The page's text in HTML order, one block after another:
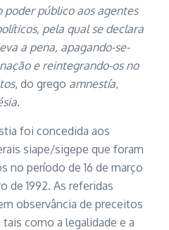
público aos agentes
pela qual se declara
a pena, apagando-se-
e reintegrando-os no
, do grego amnestía,
.
foi concedida aos
siape/sigepe que foram
no período de 16 de março
de 1992. As referidas
observância de preceitos
como a legalidade e a